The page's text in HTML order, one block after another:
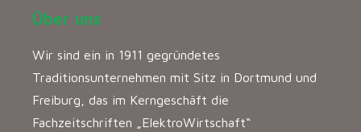
Über uns
Wir sind ein in 1911 gegründetes
Traditionsunternehmen mit Sitz in Dortmund und
Freiburg, das im Kerngeschäft die
Fachzeitschriften „ElektroWirtschaft“